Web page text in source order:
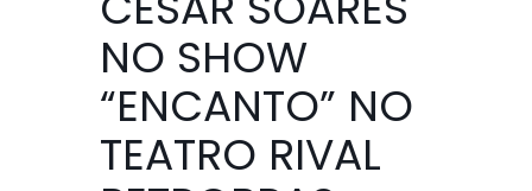
NO SHOW
“ENCANTO” NO
TEATRO RIVAL